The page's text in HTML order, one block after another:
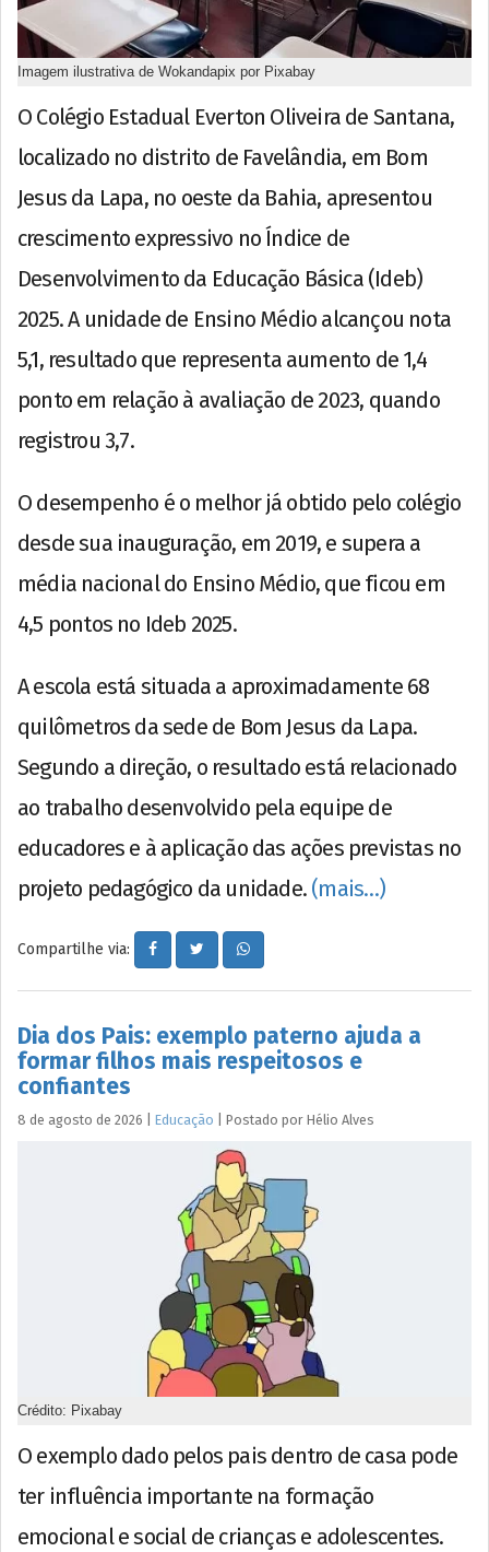
Imagem ilustrativa de Wokandapix por Pixabay
O Colégio Estadual Everton Oliveira de Santana,
localizado no distrito de Favelândia, em Bom
Jesus da Lapa, no oeste da Bahia, apresentou
crescimento expressivo no Índice de
Desenvolvimento da Educação Básica (Ideb)
2025. A unidade de Ensino Médio alcançou nota
5,1, resultado que representa aumento de 1,4
ponto em relação à avaliação de 2023, quando
registrou 3,7.
O desempenho é o melhor já obtido pelo colégio
desde sua inauguração, em 2019, e supera a
média nacional do Ensino Médio, que ficou em
4,5 pontos no Ideb 2025.
A escola está situada a aproximadamente 68
quilômetros da sede de Bom Jesus da Lapa.
Segundo a direção, o resultado está relacionado
ao trabalho desenvolvido pela equipe de
educadores e à aplicação das ações previstas no
projeto pedagógico da unidade. (mais…)
Compartilhe via:
Dia dos Pais: exemplo paterno ajuda a
formar filhos mais respeitosos e
confiantes
8 de agosto de 2026 Educação Postado por Hélio Alves
Crédito: Pixabay
O exemplo dado pelos pais dentro de casa pode
ter influência importante na formação
emocional e social de crianças e adolescentes.